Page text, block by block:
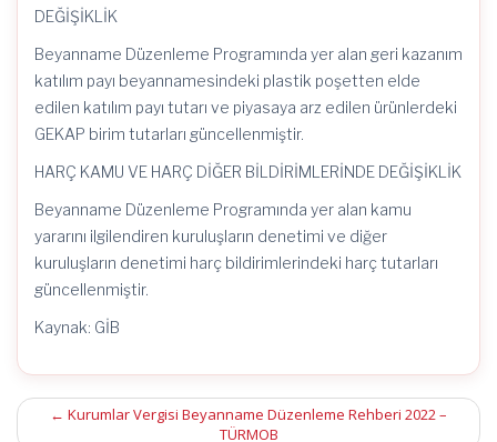
DEĞİŞİKLİK
Beyanname Düzenleme Programında yer alan geri kazanım
katılım payı beyannamesindeki plastik poşetten elde
edilen katılım payı tutarı ve piyasaya arz edilen ürünlerdeki
GEKAP birim tutarları güncellenmiştir.
HARÇ KAMU VE HARÇ DİĞER BİLDİRİMLERİNDE DEĞİŞİKLİK
Beyanname Düzenleme Programında yer alan kamu
yararını ilgilendiren kuruluşların denetimi ve diğer
kuruluşların denetimi harç bildirimlerindeki harç tutarları
güncellenmiştir.
Kaynak: GİB
Post
← Kurumlar Vergisi Beyanname Düzenleme Rehberi 2022 –
TÜRMOB